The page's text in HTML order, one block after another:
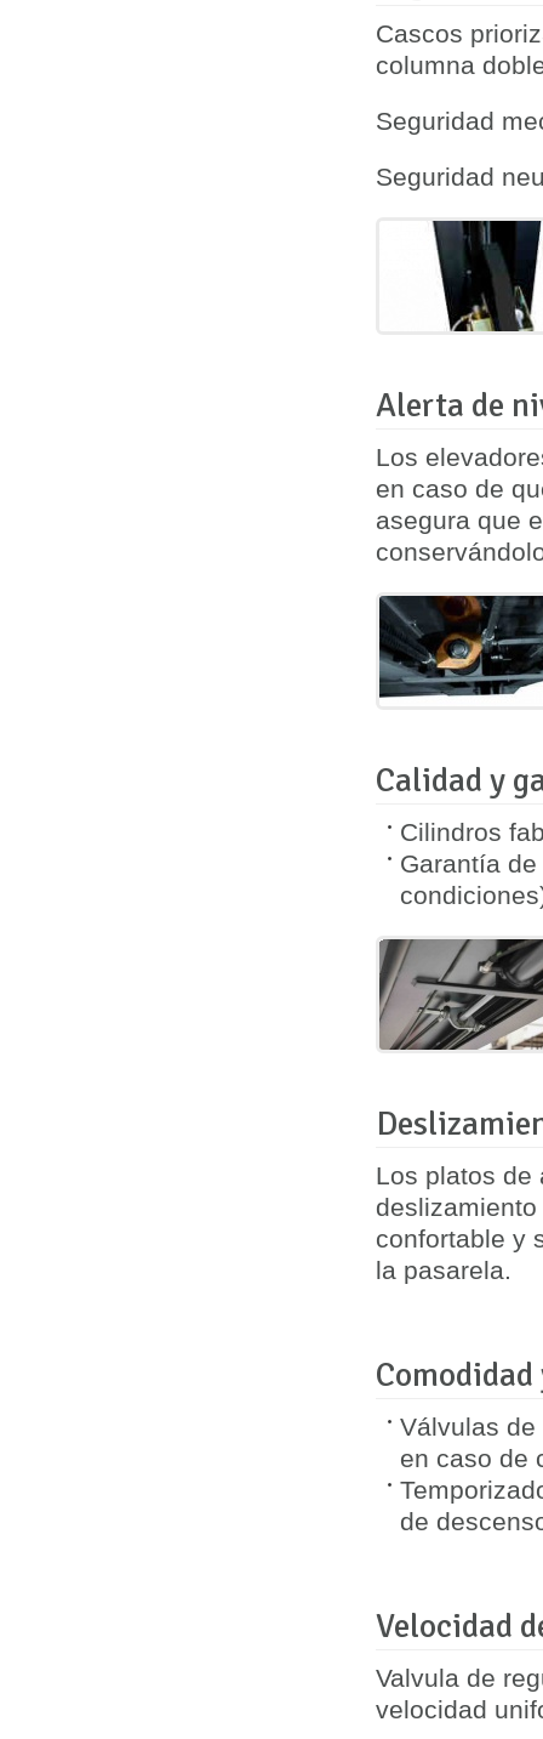
Cascos
columna
Seguridad
Seguridad
Alerta de
Los
en caso de
asegura que
Calidad y
Cilindros
Garantía de
Los platos de
confortable y
la pasarela.
Válvulas
en caso de
de
Velocidad
Valvula de
velocidad